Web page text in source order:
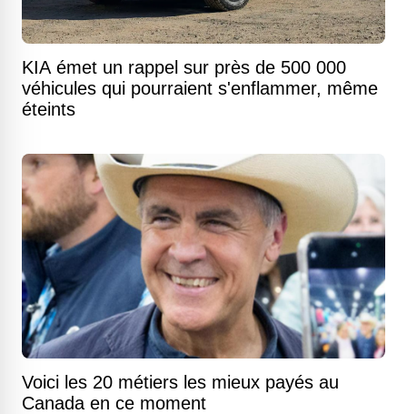
KIA émet un rappel sur près de 500 000
véhicules qui pourraient s'enflammer, même
éteints
Voici les 20 métiers les mieux payés au
Canada en ce moment